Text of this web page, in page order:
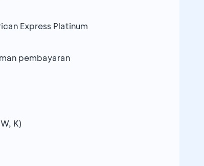
Express Platinum
pembayaran
K)